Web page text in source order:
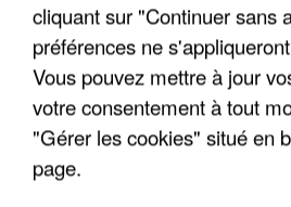
cliquant sur "Continuer sans
préférences ne
Vous pouvez mettre à jour
votre consentement à tout
"Gérer les cookies" situé en
page.